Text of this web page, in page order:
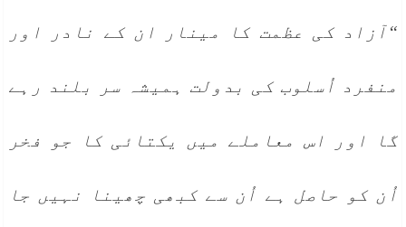
“آزاد کی عظمت کا مینار ان کے نادر اور
منفرد اُسلوب کی بدولت ہمیشہ سر بلند رہے
گا اور اس معاملے میں یکتائی کا جو فخر
اُن کو حاصل ہے اُن سے کبھی چھینا نہیں جا